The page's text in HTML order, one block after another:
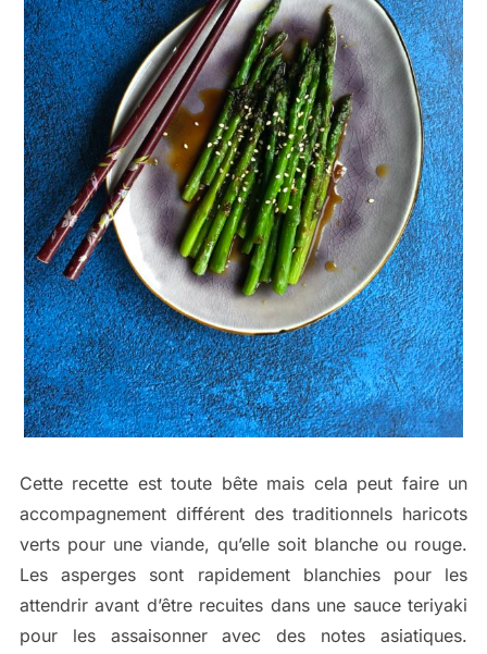
Cette recette est toute bête mais cela peut faire un
accompagnement différent des traditionnels haricots
verts pour une viande, qu’elle soit blanche ou rouge.
Les asperges sont rapidement blanchies pour les
attendrir avant d’être recuites dans une sauce teriyaki
pour les assaisonner avec des notes asiatiques.